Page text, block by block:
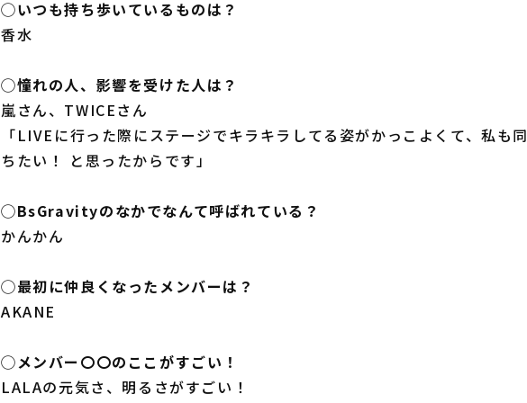
◯いつも持ち歩いているものは？
香水
◯憧れの人、影響を受けた人は？
嵐さん、TWICEさん
「LIVEに行った際にステージでキラキラしてる姿がかっこよくて、私も
ちたい！ と思ったからです」
◯BsGravityのなかでなんて呼ばれている？
かんかん
◯最初に仲良くなったメンバーは？
AKANE
◯メンバー〇〇のここがすごい！
LALAの元気さ、明るさがすごい！